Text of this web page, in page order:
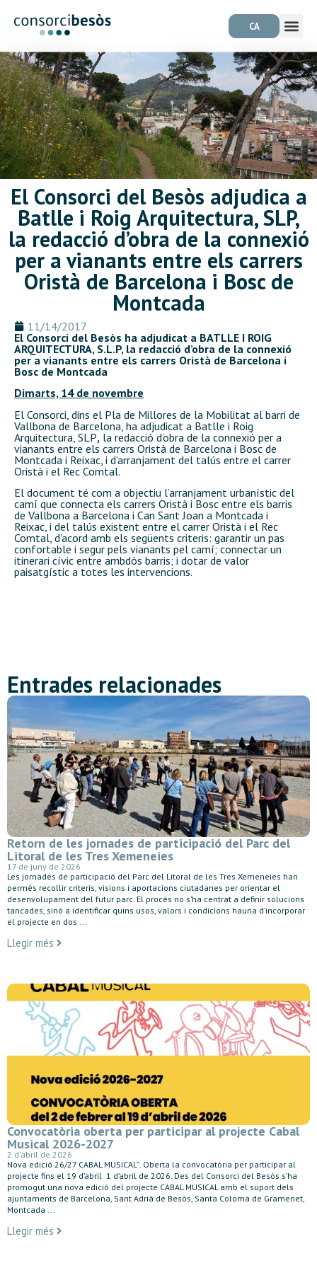
CA
El Consorci del Besòs adjudica a
Batlle i Roig Arquitectura, SLP,
la redacció d’obra de la connexió
per a vianants entre els carrers
Oristà de Barcelona i Bosc de
Montcada
11/14/2017
El Consorci del Besòs ha adjudicat a BATLLE I ROIG
ARQUITECTURA, S.L.P, la redacció d’obra de la connexió
per a vianants entre els carrers Oristà de Barcelona i
Bosc de Montcada
Dimarts, 14 de novembre
El Consorci, dins el Pla de Millores de la Mobilitat al barri de
Vallbona de Barcelona, ha adjudicat a Batlle i Roig
Arquitectura, SLP, la redacció d’obra de la connexió per a
vianants entre els carrers Oristà de Barcelona i Bosc de
Montcada i Reixac, i d’arranjament del talús entre el carrer
Oristà i el Rec Comtal.
El document té com a objectiu l’arranjament urbanístic del
camí que connecta els carrers Oristà i Bosc entre els barris
de Vallbona a Barcelona i Can Sant Joan a Montcada i
Reixac, i del talús existent entre el carrer Oristà i el Rec
Comtal, d’acord amb els següents criteris: garantir un pas
confortable i segur pels vianants pel camí; connectar un
itinerari cívic entre ambdós barris; i dotar de valor
paisatgístic a totes les intervencions.
Entrades relacionades
Retorn de les jornades de participació del Parc del
Litoral de les Tres Xemeneies
17 de juny de 2026
Les jornades de participació del Parc del Litoral de les Tres Xemeneies han
permès recollir criteris, visions i aportacions ciutadanes per orientar el
desenvolupament del futur parc. El procés no s’ha centrat a definir solucions
tancades, sinó a identificar quins usos, valors i condicions hauria d’incorporar
el projecte en dos ...
Llegir més
Convocatòria oberta per participar al projecte Cabal
Musical 2026-2027
2 d'abril de 2026
Nova edició 26/27 CABAL MUSICAL”. Oberta la convocatòria per participar al
projecte fins el 19 d’abril 1 d’abril de 2026. Des del Consorci del Besòs s’ha
promogut una nova edició del projecte CABAL MUSICAL amb el suport dels
ajuntaments de Barcelona, Sant Adrià de Besòs, Santa Coloma de Gramenet,
Montcada ...
Llegir més